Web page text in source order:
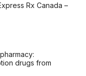
Rx Canada –
drugs from